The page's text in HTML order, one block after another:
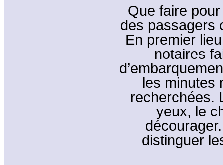
Que faire
des passagers
En premier
notaires
les minutes
recherchées.
yeux, le
distinguer